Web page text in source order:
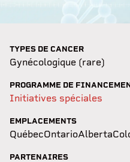
TYPES DE CANCER
Gynécologique (rare)
PROGRAMME DE
Initiatives spéciales
EMPLACEMENTS
QuébecOntarioAlberta
PARTENAIRES